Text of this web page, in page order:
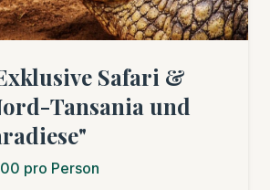
Safari &
Tansania und
pro Person